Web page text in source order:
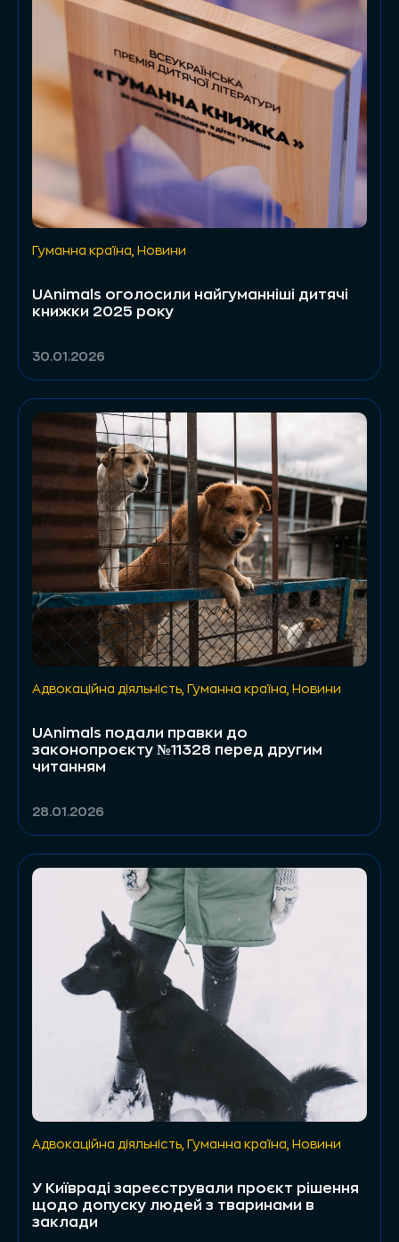
Гуманна країна Новини
UAnimals оголосили найгуманніші дитячі
книжки 2025 року
30.01.2026
Адвокаційна діяльність Гуманна країна Новини
UAnimals подали правки до
законопроєкту №11328 перед другим
читанням
28.01.2026
Адвокаційна діяльність Гуманна країна Новини
У Київраді зареєстрували проєкт рішення
щодо допуску людей з тваринами в
заклади